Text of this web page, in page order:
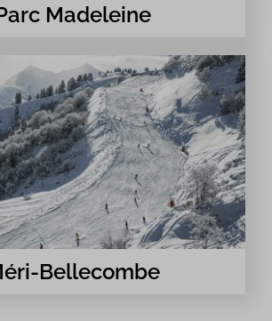
Madeleine
Bellecombe